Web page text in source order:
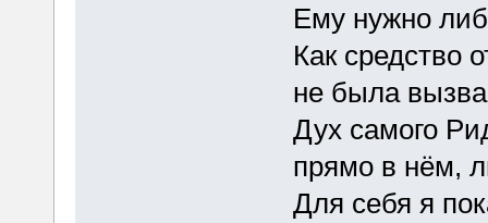
Ему нужно
Как средство
не была
Дух самого
прямо в нём,
Для себя я